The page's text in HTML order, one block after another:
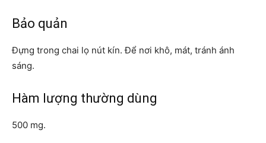
Bảo quản
Đựng trong chai lọ nút kín. Để nơi khô, mát, tránh ánh
sáng.
Hàm lượng thường dùng
500 mg.